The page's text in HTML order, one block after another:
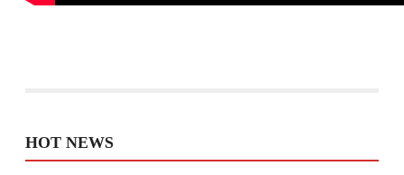
HOT NEWS